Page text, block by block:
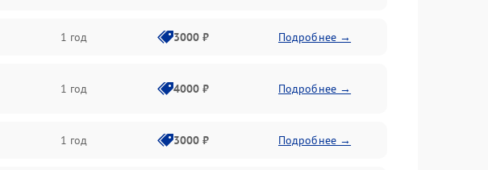
1 год 3000 ₽ Подробнее →
1 год 4000 ₽ Подробнее →
1 год 3000 ₽ Подробнее →